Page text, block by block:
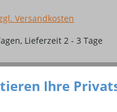
Versandkosten
Lieferzeit 2 - 3 Tage
1,6 x 22,23 mm 2,5 x
Ihre